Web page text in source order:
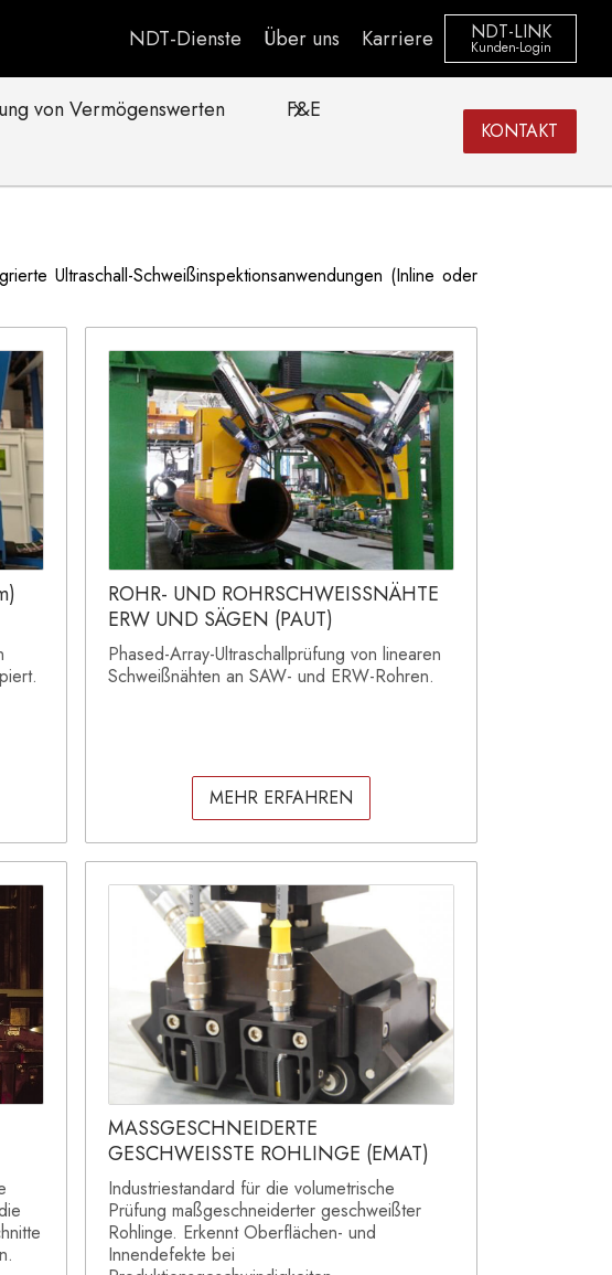
NDT-Dienste Über uns Karriere NDT-LINK
Kunden-Login
von Vermögenswerten
F&E
KONTAKT
Ultraschall-Schweißinspektionsanwendungen (Inline oder
ROHR- UND ROHRSCHWEISSNÄHTE
ERW UND SÄGEN (PAUT)
Phased-Array-Ultraschallprüfung von linearen
Schweißnähten an SAW- und ERW-Rohren.
MEHR ERFAHREN
MASSGESCHNEIDERTE
GESCHWEISSTE ROHLINGE (EMAT)
Industriestandard für die volumetrische
Prüfung maßgeschneiderter geschweißter
Rohlinge. Erkennt Oberflächen- und
Innendefekte bei